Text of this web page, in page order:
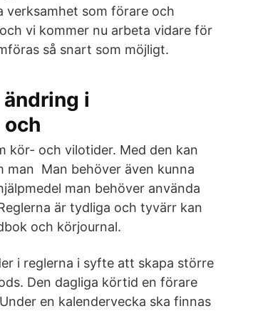
verksamhet som förare och
vi kommer nu arbeta vidare för
så snart som möjligt.
i
kör- och vilotider. Med den kan
man Man behöver även kunna
man behöver använda
är tydliga och tyvärr kan
och körjournal.
i reglerna i syfte att skapa större
Den dagliga körtid en förare
en kalendervecka ska finnas